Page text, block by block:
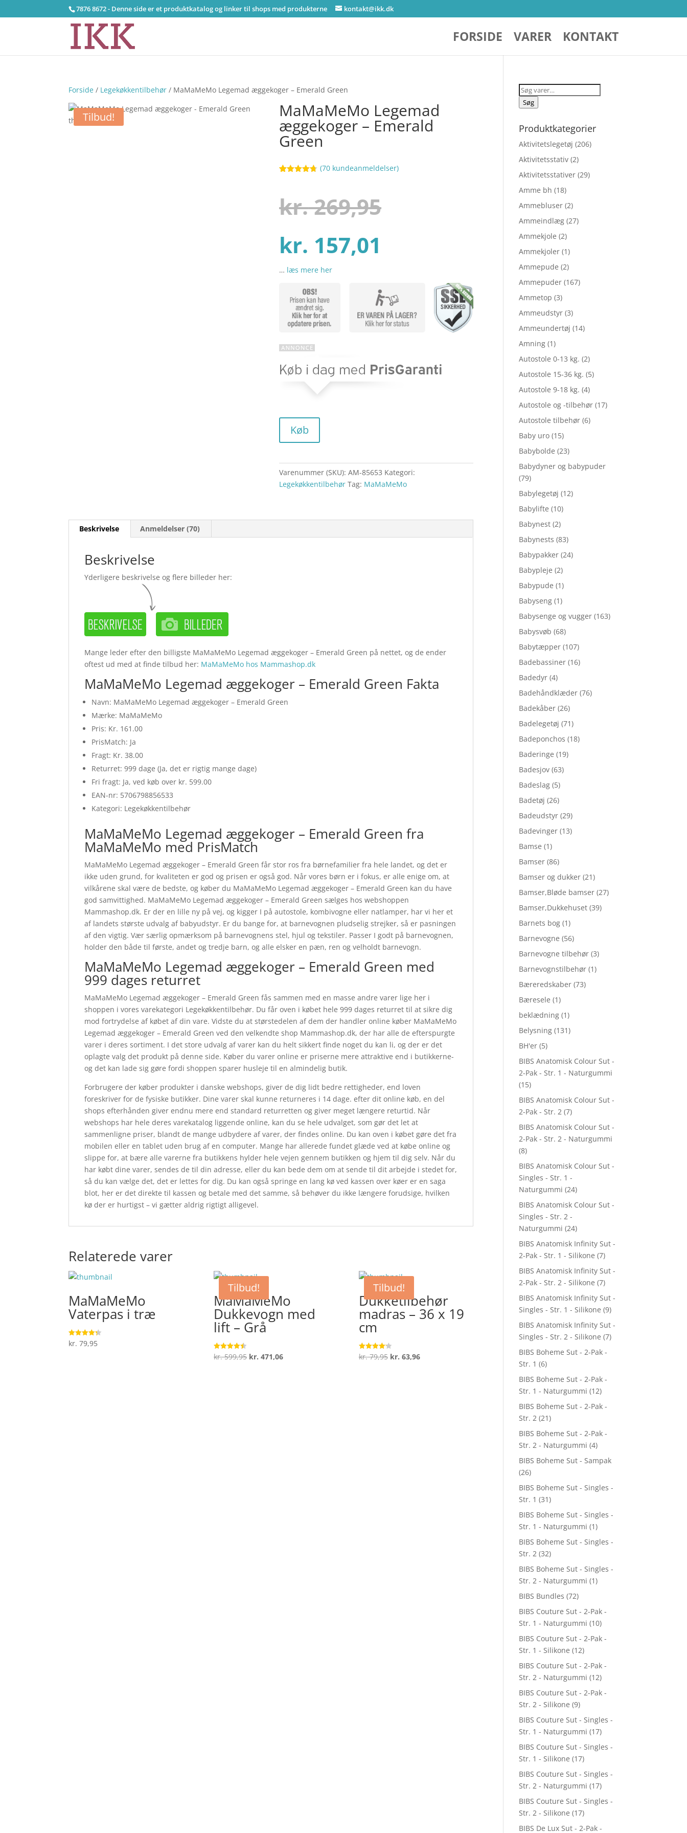
7876 8672 - Denne side er et produktkatalog og linker til shops med produkterne kontakt@ikk.dk
FORSIDE VARER KONTAKT
Forside / Legekøkkentilbehør / MaMaMeMo Legemad æggekoger – Emerald Green
Tilbud! MaMaMeMo Legemad
æggekoger – Emerald
Green
baseret på
kundebedø
mmelser
(70kundeanmeldelser)
kr.269,95
var:
kr. 269,95.
kr. 157,01
aktuelle
pris
er:
… læs mere her
Køb
Varenummer (SKU):AM-85653 Kategori:
Legekøkkentilbehør Tag: MaMaMeMo
Beskrivelse Anmeldelser (70)
Beskrivelse
Yderligere beskrivelse og flere billeder her:
Mange leder efter den billigste MaMaMeMo Legemad æggekoger – Emerald Green på nettet, og de ender
oftest ud med at finde tilbud her: MaMaMeMo hos Mammashop.dk
MaMaMeMo Legemad æggekoger – Emerald Green Fakta
Navn: MaMaMeMo Legemad æggekoger – Emerald Green
Mærke: MaMaMeMo
Pris: Kr. 161.00
PrisMatch: Ja
Fragt: Kr. 38.00
Returret: 999 dage (Ja, det er rigtig mange dage)
Fri fragt: Ja, ved køb over kr. 599.00
EAN-nr: 5706798856533
Kategori: Legekøkkentilbehør
MaMaMeMo Legemad æggekoger – Emerald Green fra
MaMaMeMo med PrisMatch
MaMaMeMo Legemad æggekoger – Emerald Green får stor ros fra børnefamilier fra hele landet, og det er
ikke uden grund, for kvaliteten er god og prisen er også god. Når vores børn er i fokus, er alle enige om, at
vilkårene skal være de bedste, og køber du MaMaMeMo Legemad æggekoger – Emerald Green kan du have
god samvittighed. MaMaMeMo Legemad æggekoger – Emerald Green sælges hos webshoppen
Mammashop.dk. Er der en lille ny på vej, og kigger I på autostole, kombivogne eller natlamper, har vi her et
af landets største udvalg af babyudstyr. Er du bange for, at barnevognen pludselig strejker, så er pasningen
af den vigtig. Vær særlig opmærksom på barnevognens stel, hjul og tekstiler. Passer I godt på barnevognen,
holder den både til første, andet og tredje barn, og alle elsker en pæn, ren og velholdt barnevogn.
MaMaMeMo Legemad æggekoger – Emerald Green med
999 dages returret
MaMaMeMo Legemad æggekoger – Emerald Green fås sammen med en masse andre varer lige her i
shoppen i vores varekategori Legekøkkentilbehør. Du får oven i købet hele 999 dages returret til at sikre dig
mod fortrydelse af købet af din vare. Vidste du at størstedelen af dem der handler online køber MaMaMeMo
Legemad æggekoger – Emerald Green ved den velkendte shop Mammashop.dk, der har alle de efterspurgte
varer i deres sortiment. I det store udvalg af varer kan du helt sikkert finde noget du kan li, og der er det
oplagte valg det produkt på denne side. Køber du varer online er priserne mere attraktive end i butikkerne-
og det kan lade sig gøre fordi shoppen sparer husleje til en almindelig butik.
Forbrugere der køber produkter i danske webshops, giver de dig lidt bedre rettigheder, end loven
foreskriver for de fysiske butikker. Dine varer skal kunne returneres i 14 dage. efter dit online køb, en del
shops efterhånden giver endnu mere end standard returretten og giver meget længere returtid. Når
webshops har hele deres varekatalog liggende online, kan du se hele udvalget, som gør det let at
sammenligne priser, blandt de mange udbydere af varer, der findes online. Du kan oven i købet gøre det fra
mobilen eller en tablet uden brug af en computer. Mange har allerede fundet glæde ved at købe online og
slippe for, at bære alle varerne fra butikkens hylder hele vejen gennem butikken og hjem til dig selv. Når du
har købt dine varer, sendes de til din adresse, eller du kan bede dem om at sende til dit arbejde i stedet for,
så du kan vælge det, det er lettes for dig. Du kan også springe en lang kø ved kassen over køer er en saga
blot, her er det direkte til kassen og betale med det samme, så behøver du ikke længere forudsige, hvilken
kø der er hurtigst – vi gætter aldrig rigtigt alligevel.
Relaterede varer
MaMaMeMo
Vaterpas i træ
Vurderet
4.3
kr. 79,95
Tilbud!
MaMaMeMo
Dukkevogn med
lift – Grå
Vurderet
4.5
kr.599,95 Den
kr. 471,06Den
Tilbud!
Dukketilbehør
madras – 36 x 19
cm
Vurderet
4.2
kr.79,95 Den
kr. 63,96Den
Søg
efter:
Søg
Produktkategorier
Aktivitetslegetøj (206)
Aktivitetsstativ (2)
Aktivitetsstativer (29)
Amme bh (18)
Ammebluser (2)
Ammeindlæg (27)
Ammekjole (2)
Ammekjoler (1)
Ammepude (2)
Ammepuder (167)
Ammetop (3)
Ammeudstyr (3)
Ammeundertøj (14)
Amning (1)
Autostole 0-13 kg. (2)
Autostole 15-36 kg. (5)
Autostole 9-18 kg. (4)
Autostole og -tilbehør (17)
Autostole tilbehør (6)
Baby uro (15)
Babybolde (23)
Babydyner og babypuder
(79)
Babylegetøj (12)
Babylifte (10)
Babynest (2)
Babynests (83)
Babypakker (24)
Babypleje (2)
Babypude (1)
Babyseng (1)
Babysenge og vugger (163)
Babysvøb (68)
Babytæpper (107)
Badebassiner (16)
Badedyr (4)
Badehåndklæder (76)
Badekåber (26)
Badelegetøj (71)
Badeponchos (18)
Baderinge (19)
Badesjov (63)
Badeslag (5)
Badetøj (26)
Badeudstyr (29)
Badevinger (13)
Bamse (1)
Bamser (86)
Bamser og dukker (21)
Bamser,Bløde bamser (27)
Bamser,Dukkehuset (39)
Barnets bog (1)
Barnevogne (56)
Barnevogne tilbehør (3)
Barnevognstilbehør (1)
Bæreredskaber (73)
Bæresele (1)
beklædning (1)
Belysning (131)
BH'er (5)
BIBS Anatomisk Colour Sut -
2-Pak - Str. 1 - Naturgummi
(15)
BIBS Anatomisk Colour Sut -
2-Pak - Str. 2 (7)
BIBS Anatomisk Colour Sut -
2-Pak - Str. 2 - Naturgummi
(8)
BIBS Anatomisk Colour Sut -
Singles - Str. 1 -
Naturgummi (24)
BIBS Anatomisk Colour Sut -
Singles - Str. 2 -
Naturgummi (24)
BIBS Anatomisk Infinity Sut -
2-Pak - Str. 1 - Silikone (7)
BIBS Anatomisk Infinity Sut -
2-Pak - Str. 2 - Silikone (7)
BIBS Anatomisk Infinity Sut -
Singles - Str. 1 - Silikone (9)
BIBS Anatomisk Infinity Sut -
Singles - Str. 2 - Silikone (7)
BIBS Boheme Sut - 2-Pak -
Str. 1 (6)
BIBS Boheme Sut - 2-Pak -
Str. 1 - Naturgummi (12)
BIBS Boheme Sut - 2-Pak -
Str. 2 (21)
BIBS Boheme Sut - 2-Pak -
Str. 2 - Naturgummi (4)
BIBS Boheme Sut - Sampak
(26)
BIBS Boheme Sut - Singles -
Str. 1 (31)
BIBS Boheme Sut - Singles -
Str. 1 - Naturgummi (1)
BIBS Boheme Sut - Singles -
Str. 2 (32)
BIBS Boheme Sut - Singles -
Str. 2 - Naturgummi (1)
BIBS Bundles (72)
BIBS Couture Sut - 2-Pak -
Str. 1 - Naturgummi (10)
BIBS Couture Sut - 2-Pak -
Str. 1 - Silikone (12)
BIBS Couture Sut - 2-Pak -
Str. 2 - Naturgummi (12)
BIBS Couture Sut - 2-Pak -
Str. 2 - Silikone (9)
BIBS Couture Sut - Singles -
Str. 1 - Naturgummi (17)
BIBS Couture Sut - Singles -
Str. 1 - Silikone (17)
BIBS Couture Sut - Singles -
Str. 2 - Naturgummi (17)
BIBS Couture Sut - Singles -
Str. 2 - Silikone (17)
BIBS De Lux Sut - 2-Pak -